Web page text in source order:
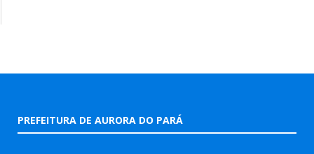
PREFEITURA DE AURORA DO PARÁ